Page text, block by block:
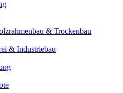
& Trockenbau
& Industriebau